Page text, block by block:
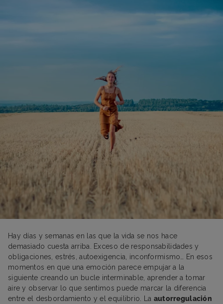
Hay días y semanas en las que la vida se nos hace
demasiado cuesta arriba. Exceso de responsabilidades y
obligaciones, estrés, autoexigencia, inconformismo… En esos
momentos en que una emoción parece empujar a la
siguiente creando un bucle interminable, aprender a tomar
aire y observar lo que sentimos puede marcar la diferencia
entre el desbordamiento y el equilibrio. La autorregulación